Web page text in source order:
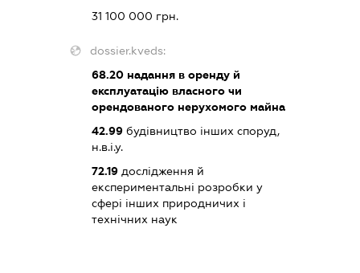
31 100 000 грн.
dossier.kveds:
68.20 надання в оренду й
експлуатацію власного чи
орендованого нерухомого майна
42.99 будівництво інших споруд,
н.в.і.у.
72.19 дослідження й
експериментальні розробки у
сфері інших природничих і
технічних наук